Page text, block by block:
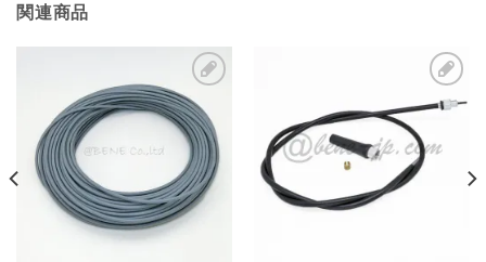
関連商品
お
気
に
入
り
お
気
に